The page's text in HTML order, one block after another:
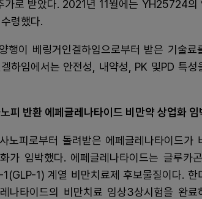
가로 받았다. 2021년 11월에는 YH25724
령했다.
행이 베링거인겔하임으로부터 받은 기술
하임에서는 안전성, 내약성, PK 및PD 특
피 반환 에페글레나타이드 비만약 상업화
노피로부터 돌려받은 에페글레나타이드가
가 임박했다. 에페글레나타이드는 글루카
1) 계열 비만치료제 후보물질이다. 한
나타이드의 비만치료 임상3상시험을 완료